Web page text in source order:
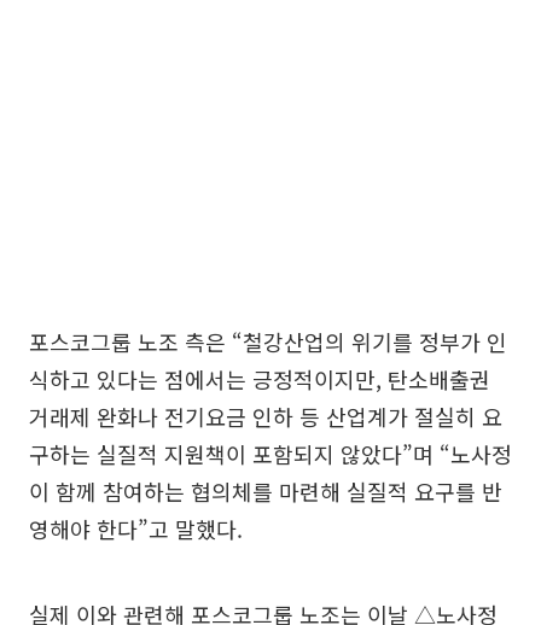
포스코그룹 노조 측은 “철강산업의 위기를 정부가 인
식하고 있다는 점에서는 긍정적이지만, 탄소배출권
거래제 완화나 전기요금 인하 등 산업계가 절실히 요
구하는 실질적 지원책이 포함되지 않았다”며 “노사정
이 함께 참여하는 협의체를 마련해 실질적 요구를 반
영해야 한다”고 말했다.
실제 이와 관련해 포스코그룹 노조는 이날 △노사정